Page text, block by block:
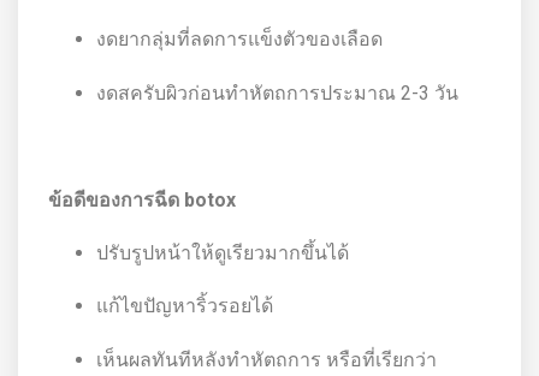
งดยากลุ่มที่ลดการแข็งตัวของเลือด
งดสครับผิวก่อนทำหัตถการประมาณ 2-3 วัน
ข้อดีของการฉีด botox
ปรับรูปหน้าให้ดูเรียวมากขึ้นได้
แก้ไขปัญหาริ้วรอยได้
เห็นผลทันทีหลังทำหัตถการ หรือที่เรียกว่า